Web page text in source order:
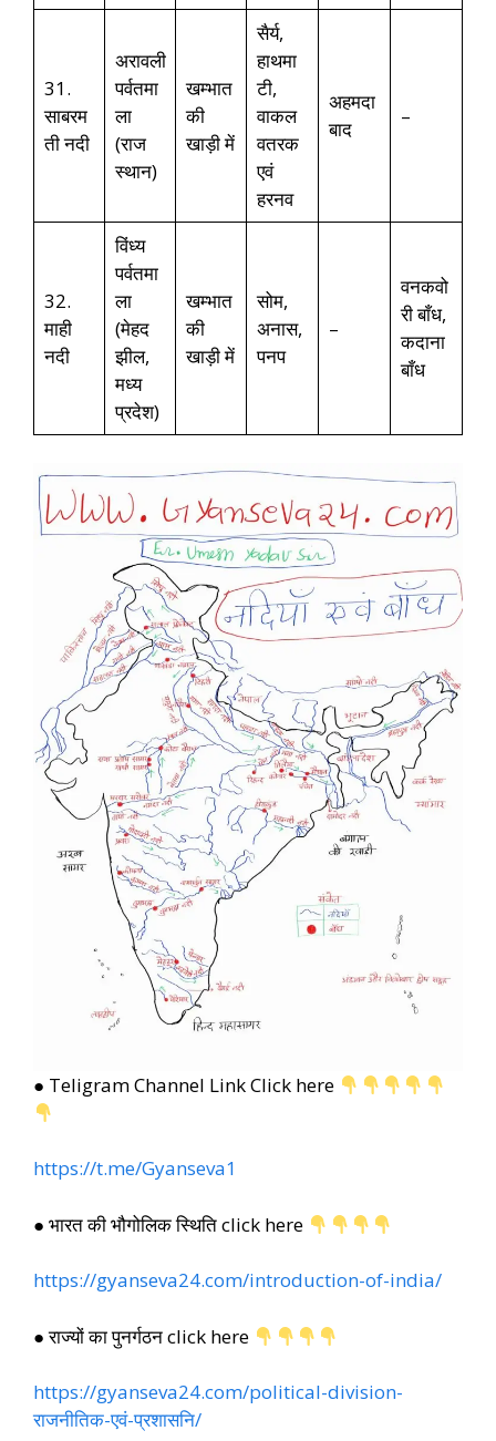
31.
साबरम
ती नदी
अरावली
पर्वतमा
ला
(राज
स्थान)
खम्भात
की
खाड़ी में
सैर्य,
हाथमा
टी,
वाकल
वतरक
एवं
हरनव
अहमदा
बाद
–
32.
माही
नदी
विंध्य
पर्वतमा
ला
(मेहद
झील,
मध्य
प्रदेश)
खम्भात
की
खाड़ी में
सोम,
अनास,
पनप
–
वनकवो
री बाँध,
कदाना
बाँध
● Teligram Channel Link Click here
https://t.me/Gyanseva1
● भारत की भौगोलिक स्थिति click here
https://gyanseva24.com/introduction-of-india/
● राज्यों का पुनर्गठन click here
https://gyanseva24.com/political-division-
राजनीतिक-एवं-प्रशासनि/